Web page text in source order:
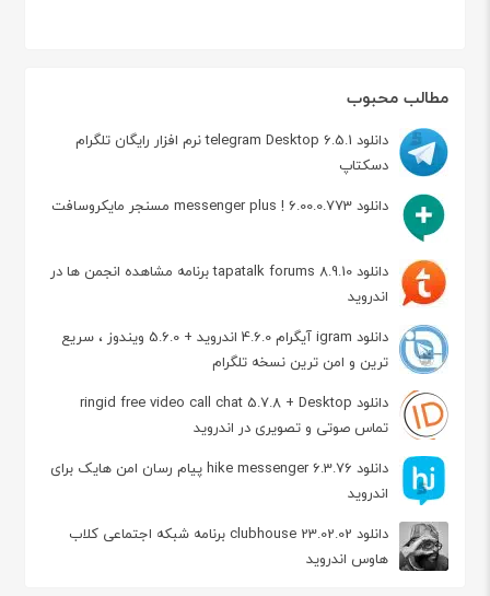
مطالب محبوب
دانلود telegram Desktop 6.5.1 نرم افزار رایگان تلگرام
دسکتاپ
دانلود messenger plus ! 6.00.0.773 مسنجر مایکروسافت
دانلود tapatalk forums 8.9.10 برنامه مشاهده انجمن ها در
اندروید
دانلود igram آیگرام 4.6.0 اندروید + 5.6.0 ویندوز ، سریع
ترین و امن ترین نسخه تلگرام
دانلود ringid free video call chat 5.7.8 + Desktop
تماس صوتی و تصویری در اندروید
دانلود hike messenger 6.3.76 پیام‌ رسان‌ امن هایک برای
اندروید
دانلود clubhouse 23.02.02 برنامه شبکه اجتماعی کلاب
هاوس اندروید